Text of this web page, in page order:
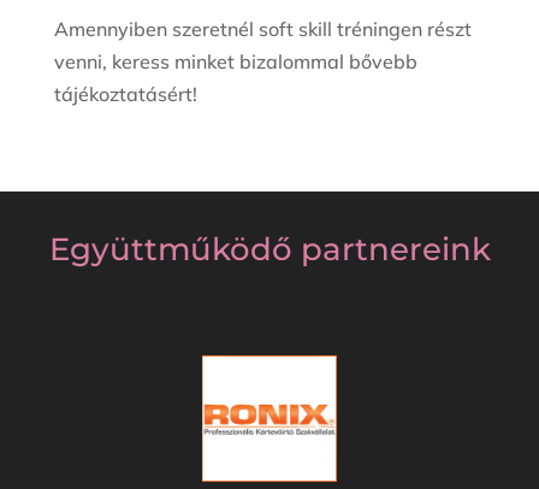
Amennyiben szeretnél soft skill tréningen részt
venni, keress minket bizalommal bővebb
tájékoztatásért!
Együttműködő partnereink